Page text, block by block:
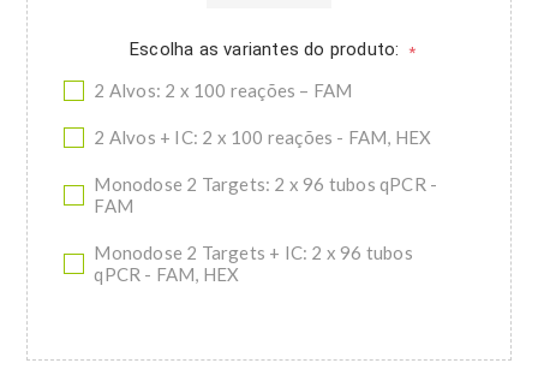
Escolha as variantes do produto: *
2 Alvos: 2 x 100 reações – FAM
2 Alvos + IC: 2 x 100 reações - FAM, HEX
Monodose 2 Targets: 2 x 96 tubos qPCR -
FAM
Monodose 2 Targets + IC: 2 x 96 tubos
qPCR - FAM, HEX